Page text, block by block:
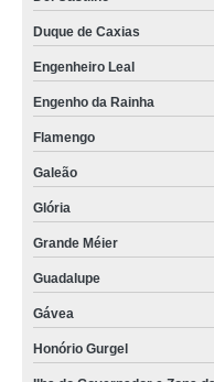
Duque de Caxias
Engenheiro Leal
Engenho da Rainha
Flamengo
Galeão
Glória
Grande Méier
Guadalupe
Gávea
Honório Gurgel